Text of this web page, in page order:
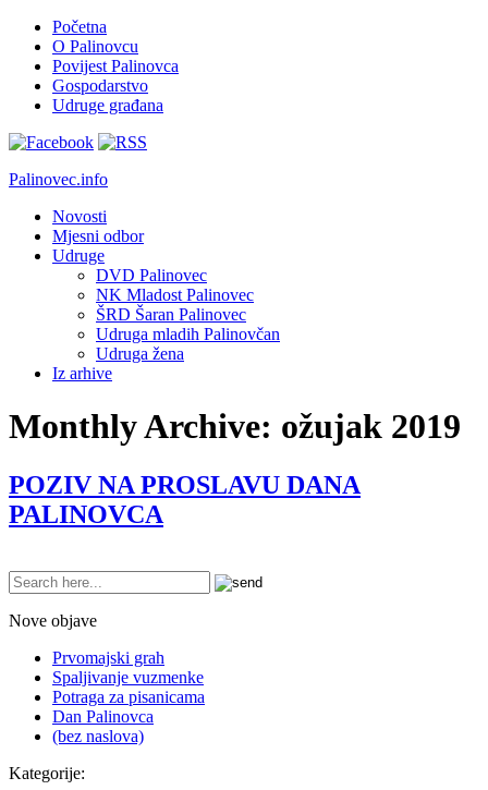
Početna
O Palinovcu
Povijest Palinovca
Gospodarstvo
Udruge građana
Palinovec.info
Novosti
Mjesni odbor
Udruge
DVD Palinovec
NK Mladost Palinovec
ŠRD Šaran Palinovec
Udruga mladih Palinovčan
Udruga žena
Iz arhive
Monthly Archive: ožujak 2019
POZIV NA PROSLAVU DANA
PALINOVCA
Nove objave
Prvomajski grah
Spaljivanje vuzmenke
Potraga za pisanicama
Dan Palinovca
(bez naslova)
Kategorije: